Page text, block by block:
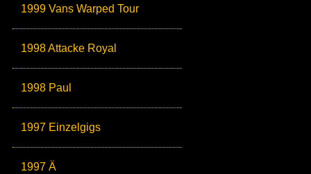
1999 Vans Warped Tour
1998 Attacke Royal
1998 Paul
1997 Einzelgigs
1997 Ä